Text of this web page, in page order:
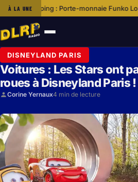
À LA UNE: Porte-monnaie Funko Loungefly
Ouvrir
le
menu
DISNEYLAND PARIS
Voitures : Les Stars ont
roues à Disneyland Paris !
Corine Yernaux4 min de lecture